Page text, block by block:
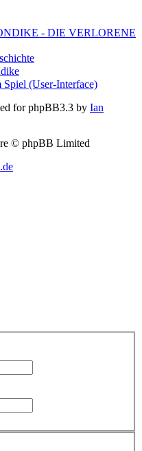
- DIE VERLORENE
(User-Interface)
for phpBB3.3 by Ian
© phpBB Limited